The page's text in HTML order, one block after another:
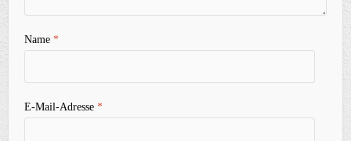
Name*
E-Mail-Adresse*